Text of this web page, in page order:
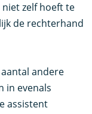
zelf hoeft te
de rechterhand
andere
in evenals
assistent